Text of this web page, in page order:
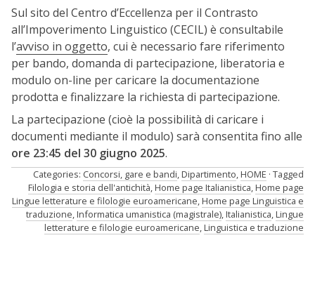
Sul sito del Centro d’Eccellenza per il Contrasto
all’Impoverimento Linguistico (CECIL) è consultabile
l’avviso in oggetto, cui è necessario fare riferimento
per bando, domanda di partecipazione, liberatoria e
modulo on-line per caricare la documentazione
prodotta e finalizzare la richiesta di partecipazione.
La partecipazione (cioè la possibilità di caricare i
documenti mediante il modulo) sarà consentita fino alle
ore 23:45 del 30 giugno 2025.
Categories: Concorsi, gare e bandi,Dipartimento,HOME Tagged
Filologia e storia dell'antichità,Home page Italianistica,Home page
Lingue letterature e filologie euroamericane,Home page Linguistica e
traduzione,Informatica umanistica (magistrale),Italianistica,Lingue
letterature e filologie euroamericane,Linguistica e traduzione